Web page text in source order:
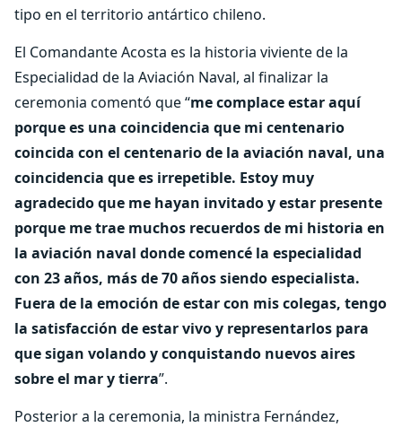
tipo en el territorio antártico chileno.
El Comandante Acosta es la historia viviente de la
Especialidad de la Aviación Naval, al finalizar la
ceremonia comentó que “me complace estar aquí
porque es una coincidencia que mi centenario
coincida con el centenario de la aviación naval, una
coincidencia que es irrepetible. Estoy muy
agradecido que me hayan invitado y estar presente
porque me trae muchos recuerdos de mi historia en
la aviación naval donde comencé la especialidad
con 23 años, más de 70 años siendo especialista.
Fuera de la emoción de estar con mis colegas, tengo
la satisfacción de estar vivo y representarlos para
que sigan volando y conquistando nuevos aires
sobre el mar y tierra”.
Posterior a la ceremonia, la ministra Fernández,